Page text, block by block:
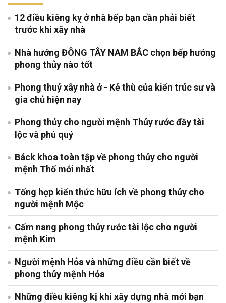
12 điều kiêng kỵ ở nhà bếp bạn cần phải biết
trước khi xây nhà
Nhà hướng ĐÔNG TÂY NAM BẮC chọn bếp hướng
phong thủy nào tốt
Phong thuỷ xây nhà ở - Kẻ thù của kiến trúc sư và
gia chủ hiện nay
Phong thủy cho người mệnh Thủy rước đầy tài
lộc và phú quý
Báck khoa toàn tập về phong thủy cho người
mệnh Thổ mới nhất
Tổng hợp kiến thức hữu ích về phong thủy cho
người mệnh Mộc
Cẩm nang phong thủy rước tài lộc cho người
mệnh Kim
Người mệnh Hỏa và những điều cần biết về
phong thủy mệnh Hỏa
Những điều kiêng kị khi xây dựng nhà mới bạn